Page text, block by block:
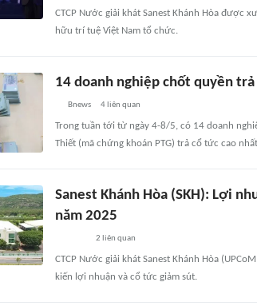
CTCP Nước giải khát Sanest Khánh Hòa được
hữu trí tuệ Việt Nam tổ chức.
14 doanh nghiệp chốt quyền
Bnews 4 liên quan
Trong tuần tới từ ngày 4-8/5, có 14 doanh
Thiết (mã chứng khoán PTG) trả cổ tức cao
Sanest Khánh Hòa (SKH): Lợi
năm 2025
2 liên quan
CTCP Nước giải khát Sanest Khánh Hòa
kiến lợi nhuận và cổ tức giảm sút.